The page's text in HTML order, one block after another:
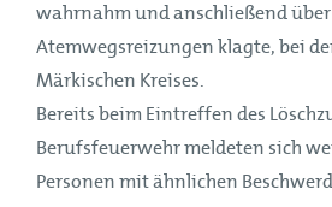
wahrnahm und anschließend
Atemwegsreizungen klagte, bei
Märkischen Kreises.
Bereits beim Eintreffen des
Berufsfeuerwehr meldeten sich
Personen mit ähnlichen